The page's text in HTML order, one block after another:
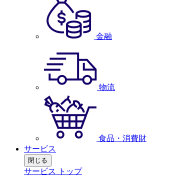
金融
物流
食品・消費財
サービス
閉じる
サービス トップ